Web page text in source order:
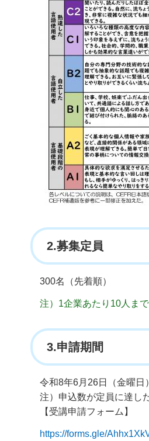
2.募集定員
300名（先着順）
注）1企業あたり10人まで
3.申請期間
令和8年6月26日（金曜日
注）申込数が定員に達し
【受講申請フォーム】
https://forms.gle/